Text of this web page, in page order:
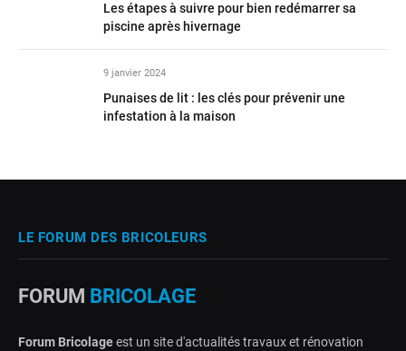
Les étapes à suivre pour bien redémarrer sa
piscine après hivernage
9 janvier 2024
Punaises de lit : les clés pour prévenir une
infestation à la maison
LE FORUM DES BRICOLEURS
FORUM BRICOLAGE
Forum Bricolageest un site d'actualités travaux et rénovation